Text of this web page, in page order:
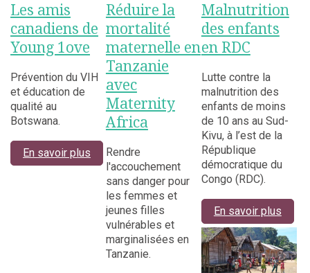
Les amis
canadiens de
Young 1ove
Prévention du VIH
et éducation de
qualité au
Botswana.
En savoir plus
Réduire la
mortalité
maternelle en
Tanzanie
avec
Maternity
Africa
Rendre
l'accouchement
sans danger pour
les femmes et
jeunes filles
vulnérables et
marginalisées en
Tanzanie.
Malnutrition
des enfants
en RDC
Lutte contre la
malnutrition des
enfants de moins
de 10 ans au Sud-
Kivu, à l’est de la
République
démocratique du
Congo (RDC).
En savoir plus